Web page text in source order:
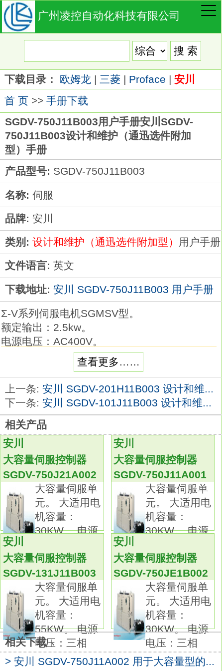
广州凌控自动化科技有限公司
下载目录： 欧姆龙 | 三菱| Proface | 安川
首 页>> 手册下载
SGDV-750J11B003用户手册安川SGDV-
750J11B003设计和维护（通迅选件附加
型）手册
产品型号: SGDV-750J11B003
名称: 伺服
品牌: 安川
类别: 设计和维护（通迅选件附加型） 用户手册
文件语言: 英文
下载地址: 安川 SGDV-750J11B003 用户手册
Σ-V系列伺服电机SGMSV型。
额定输出：2.5kw。
电源电压：AC400V。
串行编码器：20位绝对值型（标准）。
设计顺序：标准。
轴端：直轴、不带键槽（标准）安川SGDV-
750J11B003手册。
选配：带油封。
超大功率变化率。
品种齐全（1.0kW ～7.0kW，带保持制动
器）。
配备有高分辨率串行编码器（20位）SGDV-
750J11B003
标准采用IP67（7.0kw为IP22）。
用途示例：
贴片机。
印刷电路板打孔机。
机床进给装置。
额定值和规格：
额定时间∶连续。
振动等级∶V15。
绝缘电阻∶DC500V，10MΩ以上。
使用环境温度∶0～40°C。
励磁方式∶永磁式。
安装方式∶法兰式。
耐热等级∶F。
查看更多……
上一条: 安川 SGDV-201H11B003 设计和维...
下一条: 安川 SGDV-101J11B003 设计和维...
相关产品
安川
大容量伺服控制器
SGDV-750J21A002
大容量伺服单
元。 大适用电
机容量：
30KW。 电源
安川
大容量伺服控制器
SGDV-750J11A001
大容量伺服单
元。 大适用电
机容量：
30KW。 电源
安川
大容量伺服控制器
SGDV-131J11B003
大容量伺服单
元。 大适用电
机容量：
55KW。 电源
电压：三相
安川
大容量伺服控制器
SGDV-750JE1B002
大容量伺服单
元。 大适用电
机容量：
30KW。 电源
电压：三相
相关下载
> 安川 SGDV-750J11A002 用于大容量型的...